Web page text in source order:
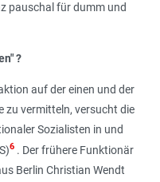
pauschal für dumm und
?
auf der einen und der
zu vermitteln, versucht die
Sozialisten in und
6. Der frühere Funktionär
Berlin Christian Wendt